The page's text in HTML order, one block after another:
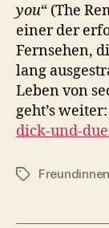
you“ (The
einer der
Fernsehen,
lang
Leben von
geht’s weiter:
dick-und-
Schlagwörter